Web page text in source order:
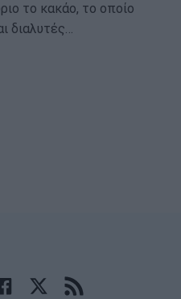
το κακάο, το οποίο
διαλυτές…